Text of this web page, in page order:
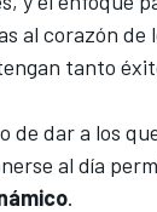
al corazón de
tanto
de dar a los
al día
.